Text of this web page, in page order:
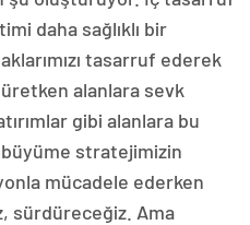
daha sağlıklı bir
tasarruf ederek
üretken alanlara sevk
gibi alanlara bu
stratejimizin
mücadele ederken
sürdüreceğiz. Ama